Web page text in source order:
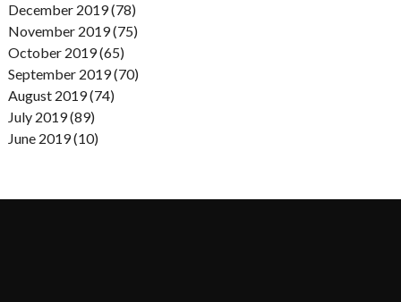
December 2019 (78)
November 2019 (75)
October 2019 (65)
September 2019 (70)
August 2019 (74)
July 2019 (89)
June 2019 (10)